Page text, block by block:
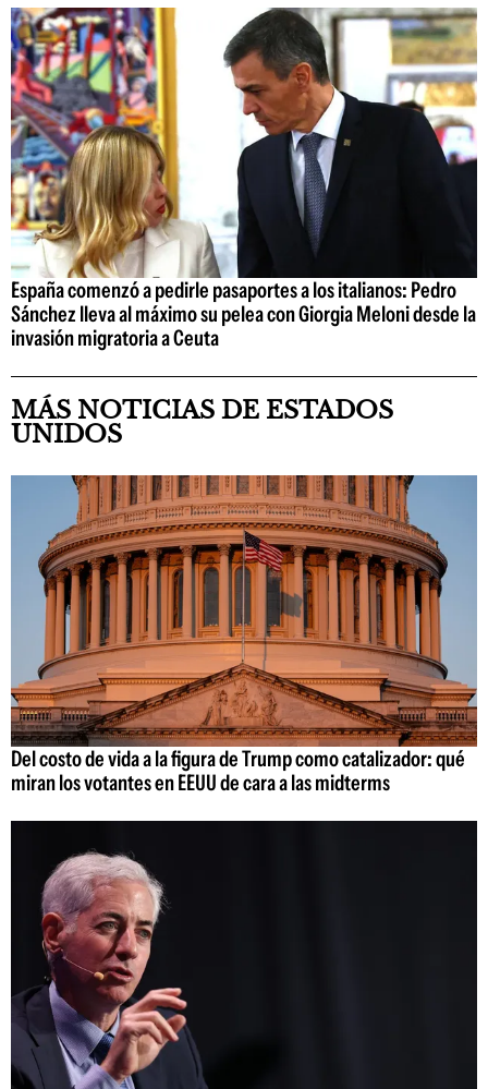
España comenzó a pedirle pasaportes a los italianos: Pedro
Sánchez lleva al máximo su pelea con Giorgia Meloni desde la
invasión migratoria a Ceuta
MÁS NOTICIAS DE ESTADOS
UNIDOS
Del costo de vida a la figura de Trump como catalizador: qué
miran los votantes en EEUU de cara a las midterms